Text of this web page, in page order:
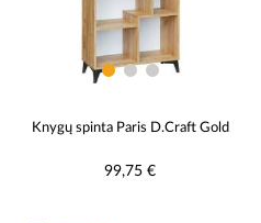
Knygų spinta Paris D.Craft Gold
99,75 €